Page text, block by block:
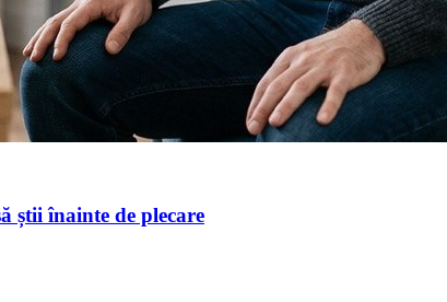
știi înainte de plecare